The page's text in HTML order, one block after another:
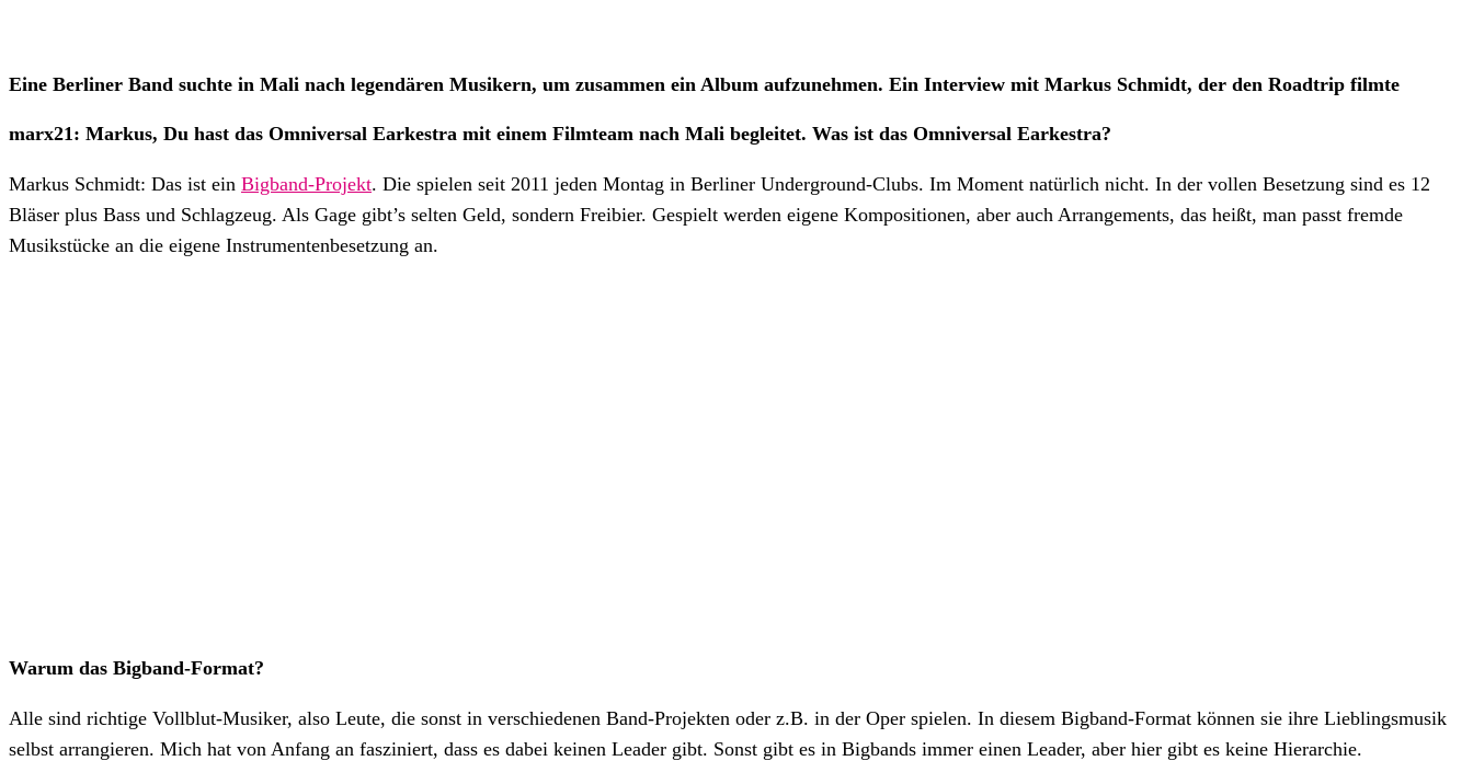
Eine Berliner Band suchte in Mali nach legendären Musikern, um zusammen ein Album aufzunehmen. Ein Interview mit Markus Schmidt, der den Roadtrip filmte
marx21: Markus, Du hast das Omniversal Earkestra mit einem Filmteam nach Mali begleitet. Was ist das Omniversal Earkestra?
Markus Schmidt: Das ist ein Bigband-Projekt. Die spielen seit 2011 jeden Montag in Berliner Underground-Clubs. Im Moment natürlich nicht. In der vollen Besetzung sind es 12
Bläser plus Bass und Schlagzeug. Als Gage gibt’s selten Geld, sondern Freibier. Gespielt werden eigene Kompositionen, aber auch Arrangements, das heißt, man passt fremde
Musikstücke an die eigene Instrumentenbesetzung an.
Warum das Bigband-Format?
Alle sind richtige Vollblut-Musiker, also Leute, die sonst in verschiedenen Band-Projekten oder z.B. in der Oper spielen. In diesem Bigband-Format können sie ihre Lieblingsmusik
selbst arrangieren. Mich hat von Anfang an fasziniert, dass es dabei keinen Leader gibt. Sonst gibt es in Bigbands immer einen Leader, aber hier gibt es keine Hierarchie.